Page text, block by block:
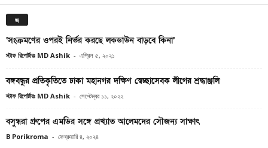
জ
‘সংক্রমণের ওপরই নির্ভর করছে লকডাউন বাড়বে কিনা’
স্টাফ রিপোর্টারঃ MD Ashik - এপ্রিল ৫, ২০২১
বঙ্গবন্ধুর প্রতিকৃতিতে ঢাকা মহানগর দক্ষিণ স্বেচ্ছাসেবক লীগের শ্রদ্ধাঞ্জলি
স্টাফ রিপোর্টারঃ MD Ashik - সেপ্টেম্বর ১১, ২০২২
বসুন্ধরা গ্রুপের এমডির সঙ্গে প্রখ্যাত আলেমদের সৌজন্য সাক্ষাৎ
B Porikroma - ফেব্রুয়ারি ৪, ২০২৪